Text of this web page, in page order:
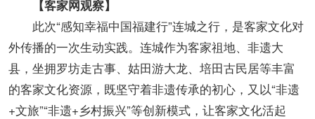
【客家网观察】
此次“感知幸福中国福建行”连城之行，是客家文化对
外传播的一次生动实践。连城作为客家祖地、非遗大
县，坐拥罗坊走古事、姑田游大龙、培田古民居等丰富
的客家文化资源，既坚守着非遗传承的初心，又以“非遗
+文旅”“非遗+乡村振兴”等创新模式，让客家文化活起